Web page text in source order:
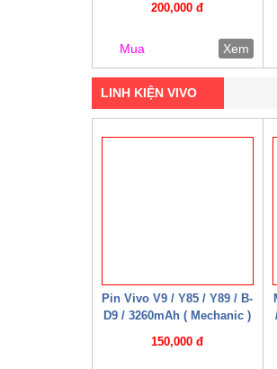
200,000 đ
Mua Xem
LINH KIỆN VIVO
Pin Vivo V9 / Y85 / Y89 / B-
D9 / 3260mAh ( Mechanic )
150,000 đ